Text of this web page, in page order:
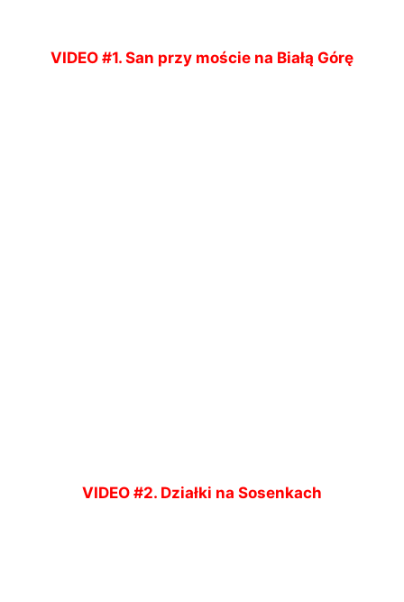
VIDEO #1. San przy moście na Białą Górę
VIDEO #2. Działki na Sosenkach